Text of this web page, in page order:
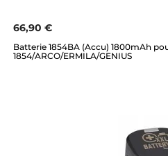
66,90 €
Batterie 1854BA (Accu) 1800mAh
1854/ARCO/ERMILA/GENIUS